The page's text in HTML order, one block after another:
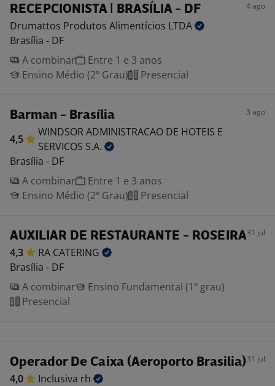
RECEPCIONISTA | BRASÍLIA - DF 4 ago
Drumattos Produtos Alimentícios LTDA
Brasília - DF
A combinar
Entre 1 e 3 anos
Ensino Médio (2º Grau)
Presencial
Barman - Brasília 3 ago
4,5
WINDSOR ADMINISTRACAO DE HOTEIS E
SERVICOS S.A.
Brasília - DF
A combinar
Entre 1 e 3 anos
Ensino Médio (2º Grau)
Presencial
AUXILIAR DE RESTAURANTE - ROSEIRA31 jul
4,3 RA CATERING
Brasília - DF
A combinar
Ensino Fundamental (1º grau)
Presencial
Operador De Caixa (Aeroporto Brasilia)31 jul
4,0 Inclusiva rh